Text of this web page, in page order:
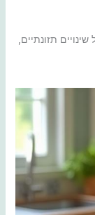
תזונתיים,